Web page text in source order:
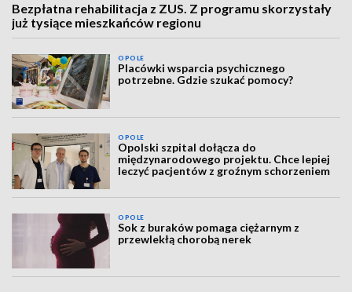
Bezpłatna rehabilitacja z ZUS. Z programu skorzystały
już tysiące mieszkańców regionu
OPOLE
Placówki wsparcia psychicznego
potrzebne. Gdzie szukać pomocy?
OPOLE
Opolski szpital dołącza do
międzynarodowego projektu. Chce lepiej
leczyć pacjentów z groźnym schorzeniem
OPOLE
Sok z buraków pomaga ciężarnym z
przewlekłą chorobą nerek